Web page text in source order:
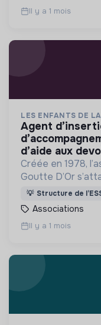
Il y a 1 mois
LES ENFANTS DE
agent d’insertion par les activités
d’aide aux
Créée en 1978,
Goutte D’Or
des adultes, afin
citoyens
💡 Structure de
Associations
Il y a 1 mois